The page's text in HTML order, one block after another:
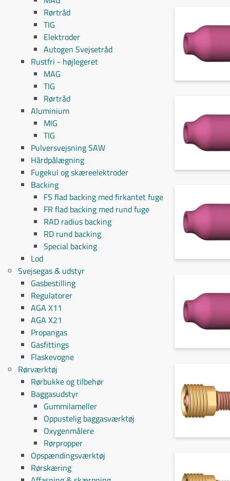
Rørtråd
TIG
Elektroder
Autogen Svejsetråd
Rustfri - højlegeret
MAG
TIG
Rørtråd
Aluminium
MIG
TIG
Pulversvejsning SAW
Hårdpålægning
Fugekul og skæreelektroder
Backing
FS flad backing med firkantet fuge
FR flad backing med rund fuge
RAD radius backing
RD rund backing
Special backing
Lod
Svejsegas & udstyr
Gasbestilling
Regulatorer
AGA X11
AGA X21
Propangas
Gasfittings
Flaskevogne
Rørværktøj
Rørbukke og tilbehør
Baggasudstyr
Gummilameller
Oppustelig baggasværktøj
Oxygenmålere
Rørpropper
Opspændingsværktøj
Rørskæring